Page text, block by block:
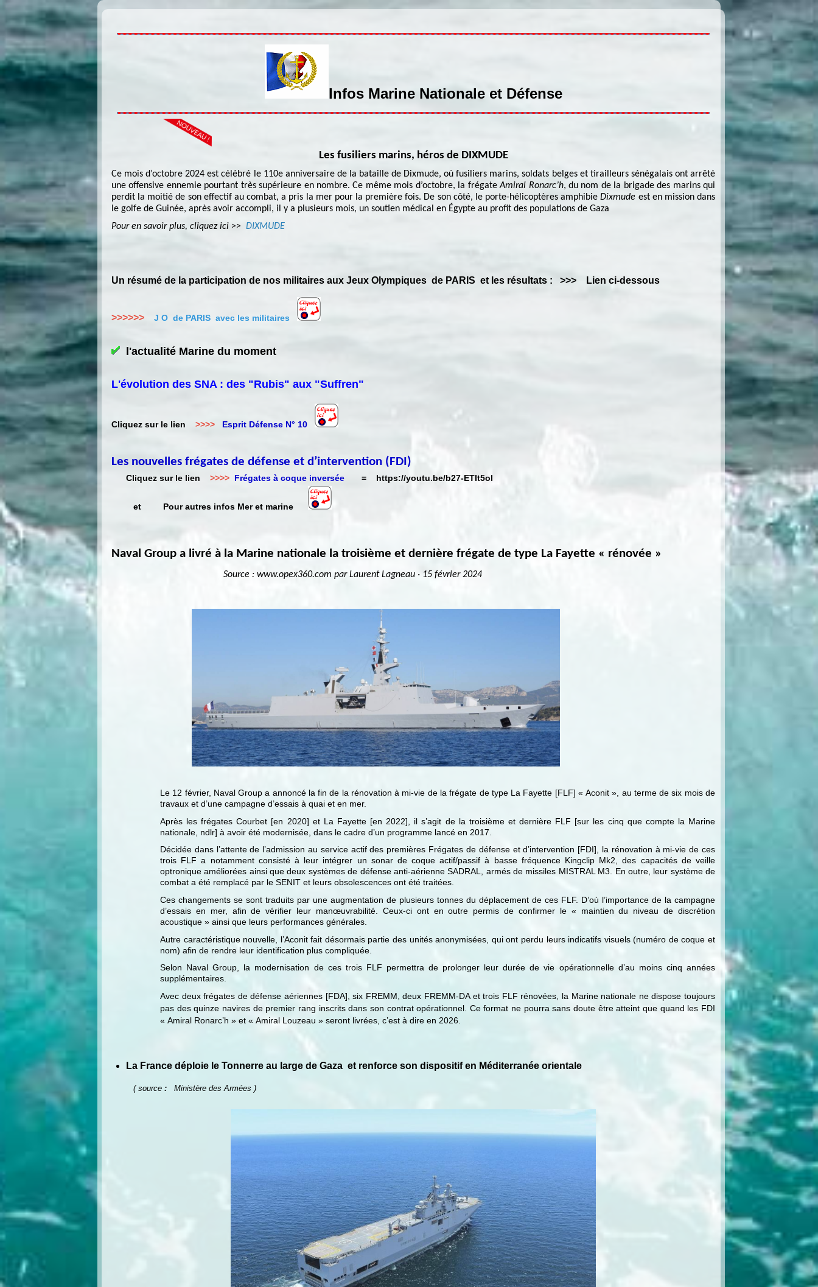
Infos Marine Nationale et Défense
Les fusiliers marins, héros de DIXMUDE
Ce mois d’octobre 2024 est célébré le 110e anniversaire de la bataille de Dixmude, où fusiliers marins, soldats belges et tirailleurs sénégalais ont arrêté
une offensive ennemie pourtant très supérieure en nombre. Ce même mois d’octobre, la frégateAmiral Ronarc’h, du nom de la brigade des marins qui
perdit la moitié de son effectif au combat, a pris la mer pour la première fois. De son côté, le porte-hélicoptères amphibieDixmude est en mission dans
le golfe de Guinée, après avoir accompli, il y a plusieurs mois, un soutien médical en Égypte au profit des populations de Gaza
Pour en savoir plus, cliquez ici >> DIXMUDE
Un résumé de la participation de nos militaires aux Jeux Olympiques de PARIS et les résultats : >>> Lien ci-dessous
>>>>>> J O de PARIS avec les militaires
l'actualité Marine du moment
L'évolution des SNA : des "Rubis" aux "Suffren"
Cliquez sur le lien >>>> Esprit Défense N° 10
Les nouvelles frégates de défense et d’intervention (FDI)
Cliquez sur le lien >>>> Frégates à coque inversée = https://youtu.be/b27-ETIt5oI
et Pour autres infos Mer et marine
Naval Group a livré à la Marine nationale la troisième et dernière frégate de type La Fayette « rénovée »
Source : www.opex360.com par Laurent Lagneau · 15 février 2024
Le 12 février, Naval Group a annoncé la fin de la rénovation à mi-vie de la frégate de type La Fayette [FLF] « Aconit », au terme de six mois de
travaux et d’une campagne d’essais à quai et en mer.
Après les frégates Courbet [en 2020] et La Fayette [en 2022], il s’agit de la troisième et dernière FLF [sur les cinq que compte la Marine
nationale, ndlr] à avoir été modernisée, dans le cadre d’un programme lancé en 2017.
Décidée dans l’attente de l’admission au service actif des premières Frégates de défense et d’intervention [FDI], la rénovation à mi-vie de ces
trois FLF a notamment consisté à leur intégrer un sonar de coque actif/passif à basse fréquence Kingclip Mk2, des capacités de veille
optronique améliorées ainsi que deux systèmes de défense anti-aérienne SADRAL, armés de missiles MISTRAL M3. En outre, leur système de
combat a été remplacé par le SENIT et leurs obsolescences ont été traitées.
Ces changements se sont traduits par une augmentation de plusieurs tonnes du déplacement de ces FLF. D’où l’importance de la campagne
d’essais en mer, afin de vérifier leur manœuvrabilité. Ceux-ci ont en outre permis de confirmer le « maintien du niveau de discrétion
acoustique » ainsi que leurs performances générales.
Autre caractéristique nouvelle, l’Aconit fait désormais partie des unités anonymisées, qui ont perdu leurs indicatifs visuels (numéro de coque et
nom) afin de rendre leur identification plus compliquée.
Selon Naval Group, la modernisation de ces trois FLF permettra de prolonger leur durée de vie opérationnelle d’au moins cinq années
supplémentaires.
Avec deux frégates de défense aériennes [FDA], six FREMM, deux FREMM-DA et trois FLF rénovées, la Marine nationale ne dispose toujours
pas des quinze navires de premier rang inscrits dans son contrat opérationnel. Ce format ne pourra sans doute être atteint que quand les FDI
« Amiral Ronarc’h » et « Amiral Louzeau » seront livrées, c’est à dire en 2026.
La France déploie le Tonnerre au large de Gaza et renforce son dispositif en Méditerranée orientale
( source : Ministère des Armées )